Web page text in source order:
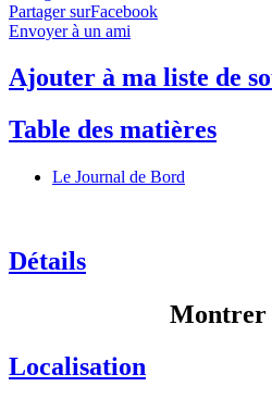
Partager surFacebook
Envoyer à un ami
Ajouter à ma liste de
Table des matières
Le Journal de Bord
Détails
Montrer
Localisation